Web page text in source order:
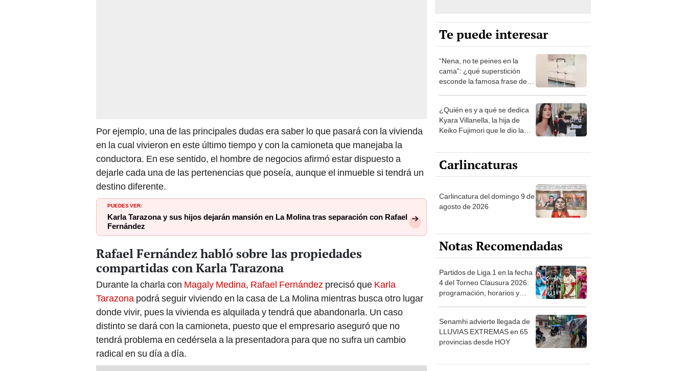
Por ejemplo, una de las principales dudas era saber lo que pasará con la vivienda
en la cual vivieron en este último tiempo y con la camioneta que manejaba la
conductora. En ese sentido, el hombre de negocios afirmó estar dispuesto a
dejarle cada una de las pertenencias que poseía, aunque el inmueble si tendrá un
destino diferente.
PUEDES VER:
Karla Tarazona y sus hijos dejarán mansión en La Molina tras separación con Rafael
Fernández
Rafael Fernández habló sobre las propiedades
compartidas con Karla Tarazona
Durante la charla con Magaly Medina, Rafael Fernández precisó que Karla
Tarazona podrá seguir viviendo en la casa de La Molina mientras busca otro lugar
donde vivir, pues la vivienda es alquilada y tendrá que abandonarla. Un caso
distinto se dará con la camioneta, puesto que el empresario aseguró que no
tendrá problema en cedérsela a la presentadora para que no sufra un cambio
radical en su día a día.
Te puede interesar
“Nena, no te peines en la
cama”: ¿qué superstición
esconde la famosa frase de
¿Quién es y a qué se dedica
Kyara Villanella, la hija de
Keiko Fujimori que le dio la
Carlincaturas
Carlincatura del domingo 9 de
agosto de 2026
Notas Recomendadas
Partidos de Liga 1 en la fecha
4 del Torneo Clausura 2026:
programación, horarios y
Senamhi advierte llegada de
LLUVIAS EXTREMAS en 65
provincias desde HOY